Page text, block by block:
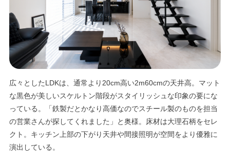
広々としたLDKは、通常より20cm高い2m60cmの天井高。マット
な黒色が美しいスケルトン階段がスタイリッシュな印象の要にな
っている。「鉄製だとかなり高価なのでスチール製のものを担当
の営業さんが探してくれました」と奥様。床材は大理石柄をセレ
クト。キッチン上部の下がり天井や間接照明が空間をより優雅に
演出している。